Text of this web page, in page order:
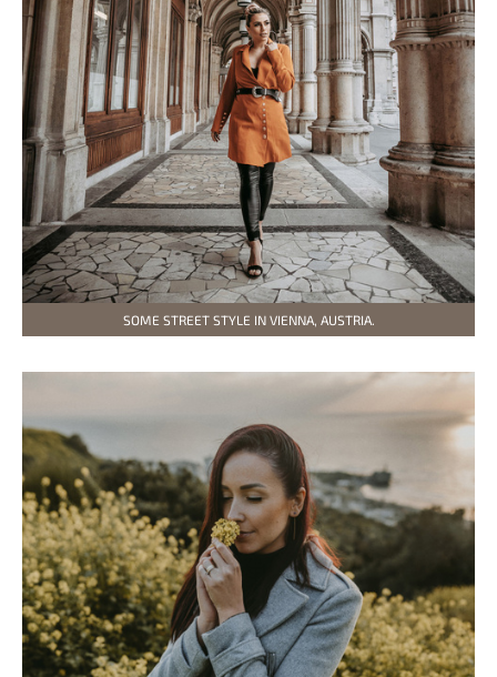
SOME STREET STYLE IN VIENNA, AUSTRIA.